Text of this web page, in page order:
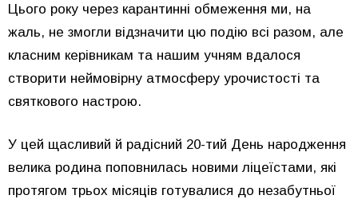
Цього року через карантинні обмеження ми, на
жаль, не змогли відзначити цю подію всі разом, але
класним керівникам та нашим учням вдалося
створити неймовірну атмосферу урочистості та
святкового настрою.
У цей щасливий й радісний 20-тий День народження
велика родина поповнилась новими ліцеїстами, які
протягом трьох місяців готувалися до незабутньої